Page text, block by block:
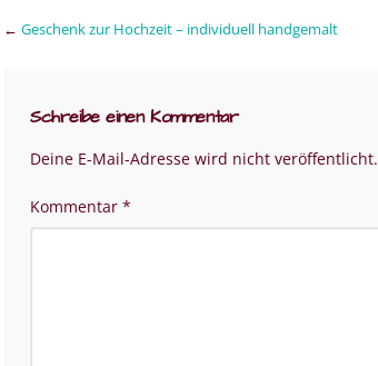
← Geschenk zur Hochzeit – individuell handgemalt
Schreibe einen Kommentar
Deine E-Mail-Adresse wird nicht veröffentlicht.
Kommentar *